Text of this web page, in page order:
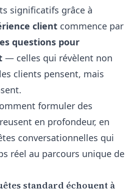
significatifs grâce à
client commence par
questions pour
— celles qui révèlent non
clients pensent, mais
formuler des
en profondeur, en
conversationnelles qui
réel au parcours unique de
standard échouent à